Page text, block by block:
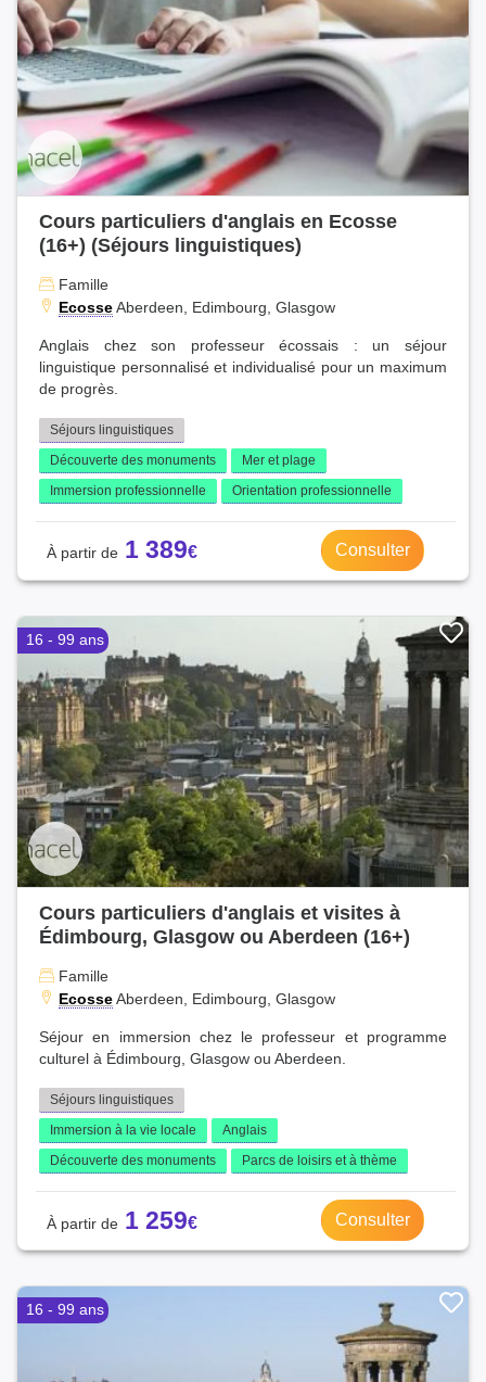
Cours particuliers d'anglais en Ecosse
(16+) (Séjours linguistiques)
Famille
EcosseAberdeen, Edimbourg, Glasgow
Anglais chez son professeur écossais : un séjour
linguistique personnalisé et individualisé pour un maximum
de progrès.
Séjours linguistiques
Découverte des monuments
Mer et plage
Immersion professionnelle
Orientation professionnelle
1 389 Consulter
16 - 99 ans
Cours particuliers d'anglais et visites à
Édimbourg, Glasgow ou Aberdeen (16+)
Famille
EcosseAberdeen, Edimbourg, Glasgow
Séjour en immersion chez le professeur et programme
culturel à Édimbourg, Glasgow ou Aberdeen.
Séjours linguistiques
Immersion à la vie locale
Anglais
Découverte des monuments
Parcs de loisirs et à thème
1 259 Consulter
16 - 99 ans